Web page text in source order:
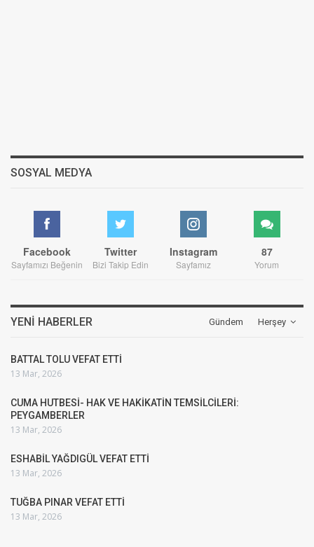
SOSYAL MEDYA
Facebook
Sayfamızı Beğenin
Twitter
Bizi Takip Edin
Instagram
Sayfamız
87
Yorum
Herşey
YENI HABERLER Gündem
BATTAL TOLU VEFAT ETTİ
13 Mar, 2026
CUMA HUTBESİ- HAK VE HAKİKATİN TEMSİLCİLERİ:
PEYGAMBERLER
13 Mar, 2026
ESHABİL YAĞDIGÜL VEFAT ETTİ
13 Mar, 2026
TUĞBA PINAR VEFAT ETTİ
13 Mar, 2026